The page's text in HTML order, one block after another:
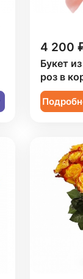
4 200
Букет
роз в